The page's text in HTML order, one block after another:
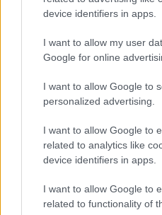
device identifiers in apps.
I want to allow my user
Google for online
I want to allow Google to
personalized advertising.
I want to allow Google to
related to analytics like
device identifiers in apps.
I want to allow Google to
related to functionality of
da podgrijavate ideje, da
rada, da se usavršavate
da vjerujete u svoj rad. To
preporuka ko god se želi
znam koliko ću se još
ali dok god mi se ideje
dalje. No, najvažnije je
moja ljubav koju unosim
dajem mu karakter i